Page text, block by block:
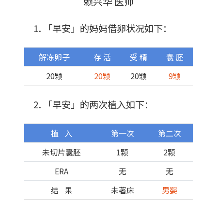
「早安 」的妈妈借卵状况如下：
解冻卵子 存 活 受 精
囊 胚
20颗
20颗 20颗 9颗
「早安 」的两次植入如下：
植 入 第一次
第二次
未切片囊胚
1颗
2颗
ERA
无
无
结 果
未著床 男婴